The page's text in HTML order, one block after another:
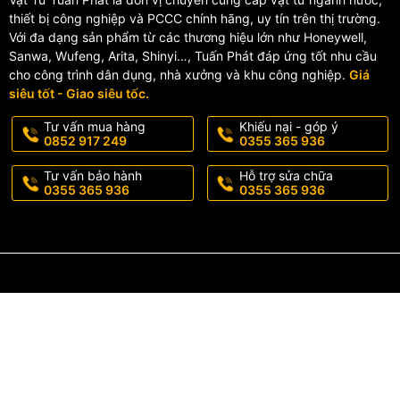
🎯 Lợi Ích Khi Sử Dụng Van
✔️ Bảo vệ đường ống và thiết bị khỏi áp lực nước quá cao.
✔️ Giảm nguy cơ rò rỉ, nứt vỡ hệ thống.
✔️ Tiết kiệm chi phí sửa chữa và bảo trì.
✔️ Duy trì lưu lượng nước ổn định cho toàn hệ thống.
thiết bị công nghiệp và PCCC chính hãng, uy tín trên thị trường.
Với đa dạng sản phẩm từ các thương hiệu lớn như Honeywell,
Sanwa, Wufeng, Arita, Shinyi…, Tuấn Phát đáp ứng tốt nhu cầu
cho công trình dân dụng, nhà xưởng và khu công nghiệp. Giá
siêu tốt - Giao siêu tốc.
Tư vấn mua hàng
0852 917 249
Khiếu nại - góp ý
0355 365 936
Tư vấn bảo hành
0355 365 936
Hỗ trợ sửa chữa
0355 365 936